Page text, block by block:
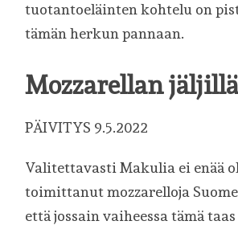
tuotantoeläinten kohtelu on
tämän herkun pannaan.
Mozzarellan
PÄIVITYS 9.5.2022
Valitettavasti Makulia ei enää
toimittanut mozzarelloja
että jossain vaiheessa tämä